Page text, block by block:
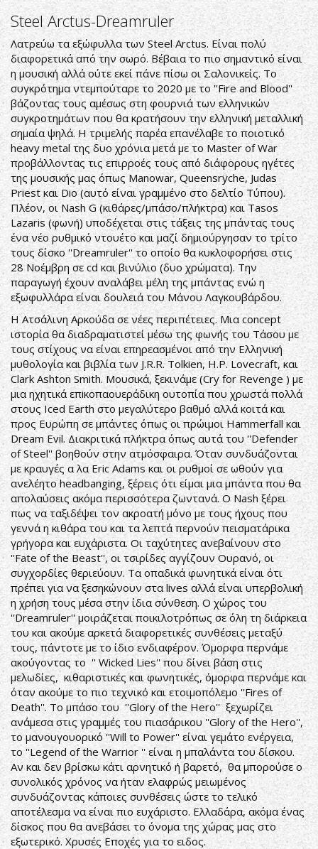
Steel Arctus-Dreamruler
Λατρεύω τα εξώφυλλα των Steel Arctus. Είναι πολύ
διαφορετικά από την σωρό. Βέβαια το πιο σημαντικό είναι
η μουσική αλλά ούτε εκεί πάνε πίσω οι Σαλονικείς. Το
συγκρότημα ντεμπούταρε το 2020 με το ''Fire and Blood''
βάζοντας τους αμέσως στη φουρνιά των ελληνικών
συγκροτημάτων που θα κρατήσουν την ελληνική μεταλλική
σημαία ψηλά. Η τριμελής παρέα επανέλαβε το ποιοτικό
heavy metal της δυο χρόνια μετά με το Master of War
προβάλλοντας τις επιρροές τους από διάφορους ηγέτες
της μουσικής μας όπως Manowar, Queensrÿche, Judas
Priest και Dio (αυτό είναι γραμμένο στο δελτίο Τύπου).
Πλέον, οι Nash G (κιθάρες/μπάσο/πλήκτρα) και Tasos
Lazaris (φωνή) υποδέχεται στις τάξεις της μπάντας τους
ένα νέο ρυθμικό ντουέτο και μαζί δημιούργησαν το τρίτο
τους δίσκο ''Dreamruler'' το οποίο θα κυκλοφορήσει στις
28 Νοέμβρη σε cd και βινύλιο (δυο χρώματα). Την
παραγωγή έχουν αναλάβει μέλη της μπάντας ενώ η
εξωφυλλάρα είναι δουλειά του Μάνου Λαγκουβάρδου.
Η Ατσάλινη Αρκούδα σε νέες περιπέτειες. Μια concept
ιστορία θα διαδραματιστεί μέσω της φωνής του Τάσου με
τους στίχους να είναι επηρεασμένοι από την Ελληνική
μυθολογία και βιβλία των J.R.R. Tolkien, H.P. Lovecraft, και
Clark Ashton Smith. Μουσικά, ξεκινάμε (Cry for Revenge ) με
μια ηχητικά επiκοπαουεράδικη ουτοπία που χρωστά πολλά
στους Iced Earth στο μεγαλύτερο βαθμό αλλά κοιτά και
προς Ευρώπη σε μπάντες όπως οι πρώιμοι Hammerfall και
Dream Evil. Διακριτικά πλήκτρα όπως αυτά του ''Defender
of Steel'' βοηθούν στην ατμόσφαιρα. Όταν συνδυάζονται
με κραυγές α λα Eric Adams και οι ρυθμοί σε ωθούν για
ανελέητο headbanging, ξέρεις ότι είμαι μια μπάντα που θα
απολαύσεις ακόμα περισσότερα ζωντανά. Ο Nash ξέρει
πως να ταξιδέψει τον ακροατή μόνο με τους ήχους που
γεννά η κιθάρα του και τα λεπτά περνούν πεισματάρικα
γρήγορα και ευχάριστα. Οι ταχύτητες ανεβαίνουν στο
''Fate of the Beast'', οι τσιρίδες αγγίζουν Ουρανό, οι
συγχορδίες θεριεύουν. Τα οπαδικά φωνητικά είναι ότι
πρέπει για να ξεσηκώνουν στα lives αλλά είναι υπερβολική
η χρήση τους μέσα στην ίδια σύνθεση. Ο χώρος του
''Dreamruler'' μοιράζεται ποικιλοτρόπως σε όλη τη διάρκεια
του και ακούμε αρκετά διαφορετικές συνθέσεις μεταξύ
τους, πάντοτε με το ίδιο ενδιαφέρον. Όμορφα περνάμε
ακούγοντας το '' Wicked Lies'' που δίνει βάση στις
μελωδίες, κιθαριστικές και φωνητικές, όμορφα περνάμε και
όταν ακούμε το πιο τεχνικό και ετοιμοπόλεμο ''Fires of
Death''. Το μπάσο του ''Glory of the Hero'' ξεχωρίζει
ανάμεσα στις γραμμές του πιασάρικου ''Glory of the Hero'',
το μανουγουορικό ''Will to Power'' είναι γεμάτο ενέργεια,
το ''Legend of the Warrior '' είναι η μπαλάντα του δίσκου.
Αν και δεν βρίσκω κάτι αρνητικό ή βαρετό, θα μπορούσε ο
συνολικός χρόνος να ήταν ελαφρώς μειωμένος
συνδυάζοντας κάποιες συνθέσεις ώστε το τελικό
αποτέλεσμα να είναι πιο ευχάριστο. Ελλαδάρα, ακόμα ένας
δίσκος που θα ανεβάσει το όνομα της χώρας μας στο
εξωτερικό. Χρυσές Εποχές για το ειδος.